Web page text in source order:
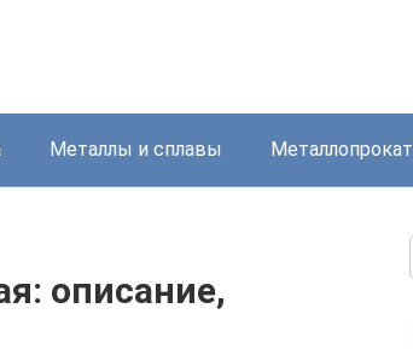
Металлы и сплавы Металлопрокат
описание,